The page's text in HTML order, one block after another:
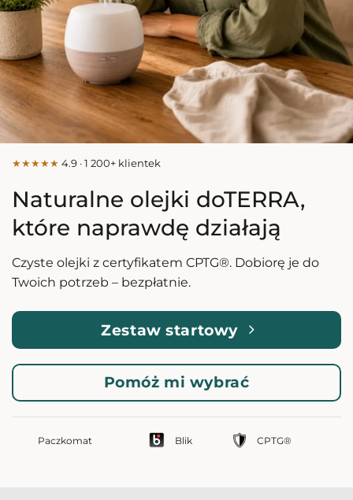
★★★★★ 4.9 · 1 200+ klientek
Naturalne olejki doTERRA,
które naprawdę działają
Czyste olejki z certyfikatem CPTG®. Dobiorę je do
Twoich potrzeb – bezpłatnie.
Zestaw startowy
Pomóż mi wybrać
Paczkomat Blik CPTG®